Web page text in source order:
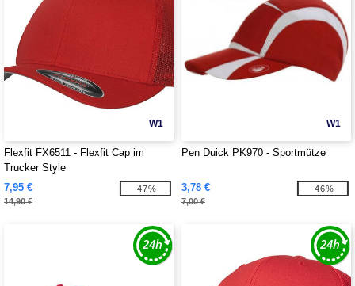
W1
Flexfit FX6511 - Flexfit Cap im
Trucker Style
7,95 €
14,90 €
-47%
W1
Pen Duick PK970 - Sportmütze
3,78 €
7,00 €
-46%